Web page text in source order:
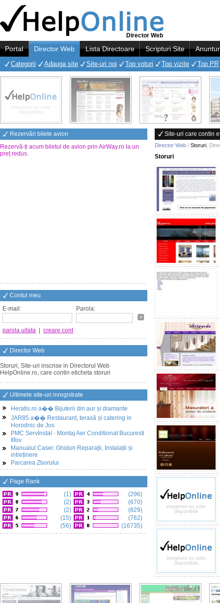
Director Web
Portal Director Web Lista Directoare Scripturi Site
Categorii Adauga site Site-uri noi Top voturi Top vizite Top PR
Rezervări bilete avion
Rezervă-ți acum biletul de avion prin AirWay.ro la un
preț redus.
Contul meu
E-mail:
Parola:
parola uitata creare cont
Director Web
Storuri, Site-uri inscrise in Directorul Web
HelpOnline.ro, care contin eticheta storuri
Ultimele site-uri inregistrate
Heratis.ro a�� Bijuterii din aur și diamante
JAR85 a�� Restaurant, terasă și catering in
Horodnic de Jos
PMC ServInstal - Montaj Aer Conditionat Bucuresti
Ilfov
Manualul Casei: Ghiduri Reparații, Instalații și
intreținere
Parcarea Zborului
Page Rank
(1)
(2)
(2)
(15)
(56)
(296)
(670)
(829)
(762)
(16735)
Site-uri care contin
Director Web / Storuri
Storuri